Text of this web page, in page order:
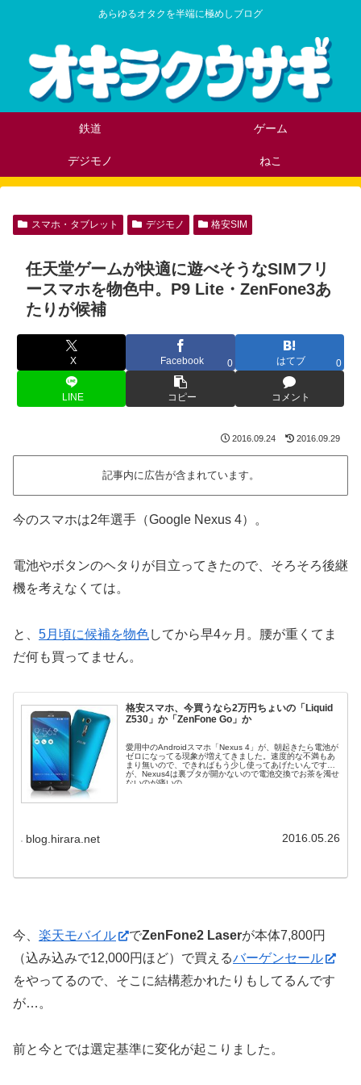
あらゆるオタクを半端に極めしブログ
鉄道 ゲーム
デジモノ ねこ
スマホ・タブレット デジモノ 格安SIM
任天堂ゲームが快適に遊べそうなSIMフリ
ースマホを物色中。P9 Lite・ZenFone3あ
たりが候補
X Facebook 0 はてブ 0
LINE コピー コメント
2016.09.24 2016.09.29
記事内に広告が含まれています。
今のスマホは2年選手（Google Nexus 4）。
電池やボタンのヘタりが目立ってきたので、そろそろ後継
機を考えなくては。
と、 5月頃に候補を物色してから早4ヶ月。腰が重くてま
だ何も買ってません。
格安スマホ、今買うなら2万円ちょいの「Liquid
Z530」か「ZenFone Go」か
愛用中のAndroidスマホ「Nexus 4」が、朝起きたら電池が
ゼロになってる現象が増えてきました。速度的な不満もあ
まり無いので、できればもう少し使ってあげたいんです
が、Nexus4は裏ブタが開かないので電池交換でお茶を濁せ
ないのが痛いの...
blog.hirara.net 2016.05.26
今、 楽天モバイル でZenFone2 Laserが本体7,800円
（込み込みで12,000円ほど）で買えるバーゲンセール
をやってるので、そこに結構惹かれたりもしてるんです
が…。
前と今とでは選定基準に変化が起こりました。